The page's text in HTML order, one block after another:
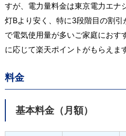
すが、電力量料金は東京電力エナ
灯Bより安く、特に3段階目の割
で電気使用量が多いご家庭におす
に応じて楽天ポイントがもらえま
料金
基本料金（月額）